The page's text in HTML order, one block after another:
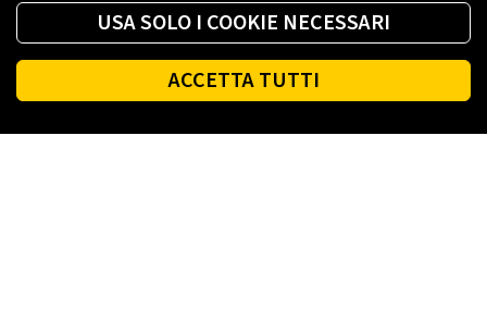
USA SOLO I COOKIE NECESSARI
ACCETTA TUTTI